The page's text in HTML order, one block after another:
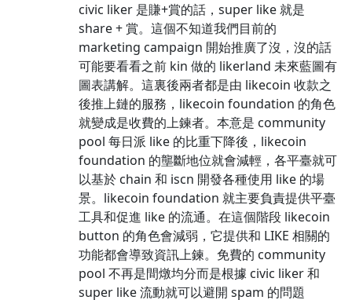
civic liker 是賺+賞的話，super like 就是
share + 賞。這個不知道我們目前的
marketing campaign 開始推廣了沒，沒的話
可能要看看之前 kin 做的 likerland 未來藍圖有
圖表講解。這裏後兩者都是由 likecoin 收款之
後推上鏈的服務，likecoin foundation 的角色
就變成是收費的上鍊者。本意是 community
pool 每日派 like 的比重下降後，likecoin
foundation 的壟斷地位就會減輕，各平臺就可
以基於 chain 和 iscn 開發各種使用 like 的場
景。likecoin foundation 就主要負責提供平臺
工具和促進 like 的流通。在這個階段 likecoin
button 的角色會減弱，它提供和 LIKE 相關的
功能都會導致資訊上鍊。免費的 community
pool 不再是間燉均分而是根據 civic liker 和
super like 流動就可以避開 spam 的問題